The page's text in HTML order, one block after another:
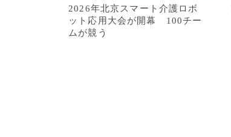
2026年北京スマート介護ロボ
ット応用大会が開幕 100チー
ムが競う